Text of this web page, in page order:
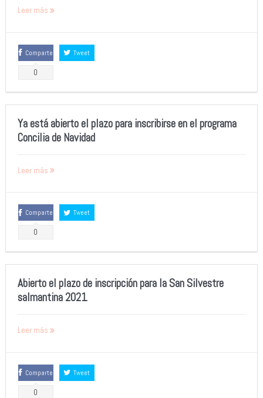
Leer más
Comparte
0
Tweet
Ya está abierto el plazo para inscribirse en el programa
Concilia de Navidad
Leer más
Comparte
0
Tweet
Abierto el plazo de inscripción para la San Silvestre
salmantina 2021
Leer más
Comparte
0
Tweet